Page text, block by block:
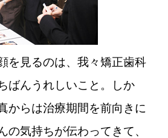
を見るのは、我々矯正歯科
ばんうれしいこと。しか
からは治療期間を前向きに
の気持ちが伝わってきて、